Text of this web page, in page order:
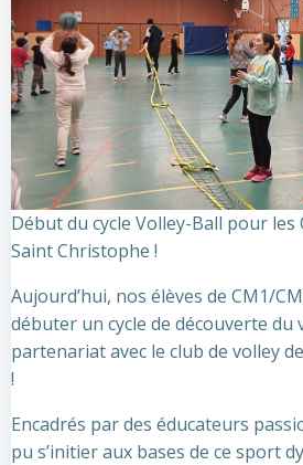
Début du cycle Volley-Ball pour les
Saint Christophe !
Aujourd’hui, nos élèves de CM1/
débuter un cycle de découverte du
partenariat avec le club de volley
!
Encadrés par des éducateurs
pu s’initier aux bases de ce sport